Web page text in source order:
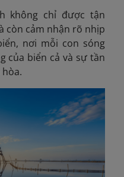
không chỉ được tận
còn cảm nhận rõ nhịp
nơi mỗi con sóng
của biển cả và sự tần